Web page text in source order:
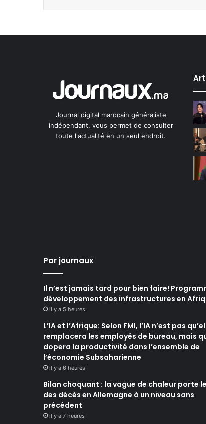
Journal digital marocain généraliste
indépendant, vous permet de consulter
toute l'actualité en un seul endroit.
Par journaux
Il n’est jamais tard pour bien faire!
développement des infrastructures en
il y a 5 heures
L’IA et l’Afrique: Selon FMI, l’IA n’est pas
remplacera les employés de bureau, mais
dopera la productivité dans l’ensemble de
l’économie Subsaharienne
il y a 6 heures
Bilan choquant : la vague de chaleur porte
des décès en Allemagne à un niveau sans
précédent
il y a 7 heures